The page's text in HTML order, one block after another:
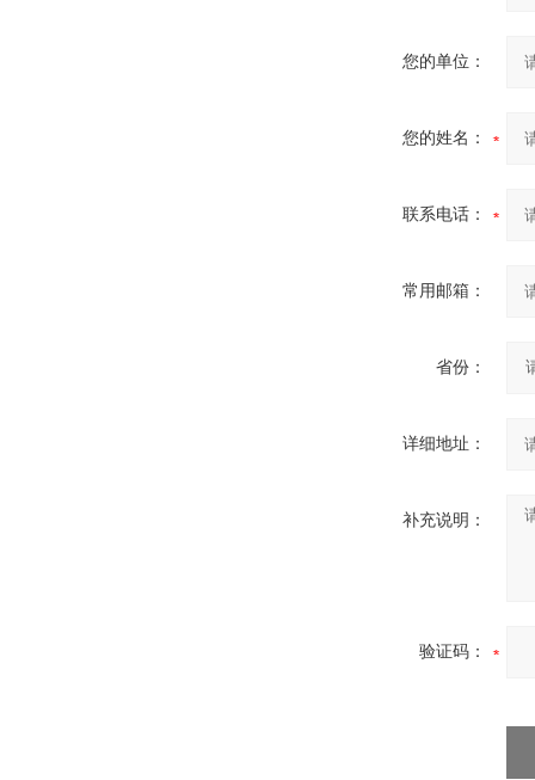
您的单位：
您的姓名：
联系电话：
常用邮箱：
省份：
详细地址：
补充说明：
验证码：